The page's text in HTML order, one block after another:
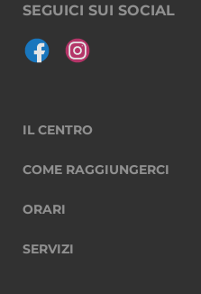
SEGUICI SUI SOCIAL
IL CENTRO
COME RAGGIUNGERCI
ORARI
SERVIZI